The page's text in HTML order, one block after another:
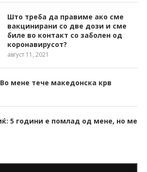
Што треба да правиме ако сме
вакцинирани со две дози и сме
биле во контакт со заболен од
коронавирусот?
август 11, 2021
мене тече македонска крв
5 години е помлад од мене, но ме